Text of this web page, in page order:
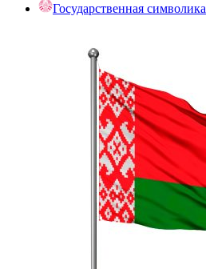
Государственная символика